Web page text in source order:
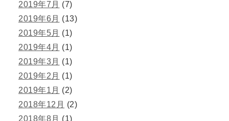
2019年7月 (7)
2019年6月 (13)
2019年5月 (1)
2019年4月 (1)
2019年3月 (1)
2019年2月 (1)
2019年1月 (2)
2018年12月 (2)
2018年8月 (1)